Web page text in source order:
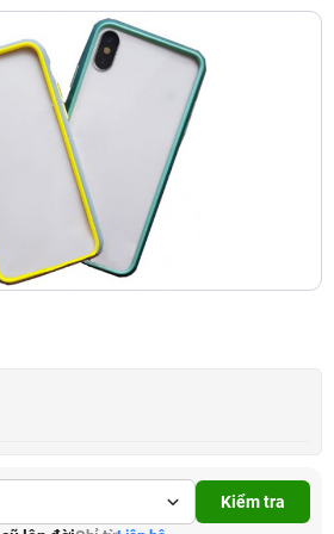
Kiểm tra